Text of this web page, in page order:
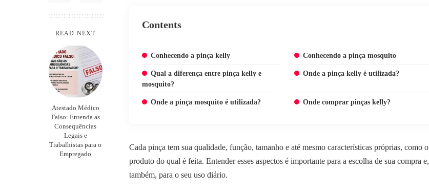
READ NEXT
Atestado Médico
Falso: Entenda as
Consequências
Legais e
Trabalhistas para o
Empregado
Contents
Conhecendo a pinça kelly Conhecendo a pinça mosquito
Qual a diferença entre pinça kelly e
mosquito?
Onde a pinça kelly é utilizada?
Onde a pinça mosquito é utilizada? Onde comprar pinças kelly?
Cada pinça tem sua qualidade, função, tamanho e até mesmo características próprias, como o
produto do qual é feita. Entender esses aspectos é importante para a escolha de sua compra e,
também, para o seu uso diário.